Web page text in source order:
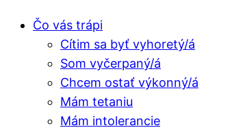
Čo vás trápi
Cítim sa byť vyhoretý/á
Som vyčerpaný/á
Chcem ostať výkonný/á
Mám tetaniu
Mám intolerancie